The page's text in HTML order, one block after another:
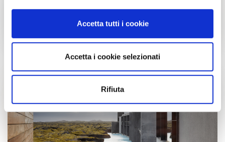
dalla Dichiarazione sui cookie.
Utilizziamo i cookie per personalizzare contenuti ed
analizzare il nostro traffico. Condividiamo inoltre
informazioni sul modo in cui utilizzi il nostro sito con i
nostri partner che si occupano di analisi dei dati web,
pubblicità e social media, i quali potrebbero combinarle
con altre informazioni che hai fornito loro o che hanno
raccolto dal tuo utilizzo dei loro servizi.
Accetta tutti i cookie
Accetta i cookie selezionati
Rifiuta